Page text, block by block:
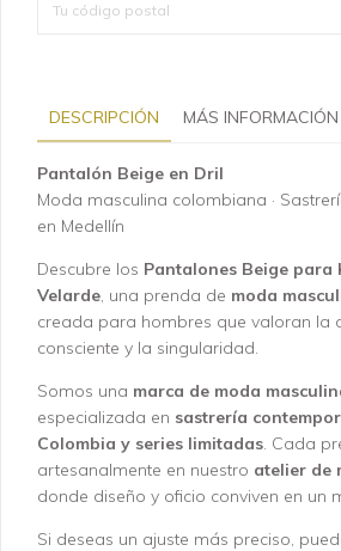
DESCRIPCIÓN MÁS INFORMACIÓN
Pantalón Beige en Dril
Moda masculina colombiana ·
en Medellín
Descubre los Pantalones Beige para
Velarde, una prenda de moda
creada para hombres que valoran la
consciente y la singularidad.
Somos una marca de moda
especializada en sastrería
Colombia y series limitadas. Cada
artesanalmente en nuestro atelier de
donde diseño y oficio conviven en un
Si deseas un ajuste más preciso,